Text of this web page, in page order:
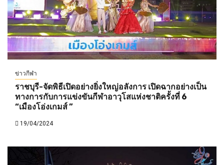
ข่าวกีฬา
ราชบุรี-จัดพิธีเปิดอย่างยิ่งใหญ่อลังการ เปิดฉากอย่างเป็น
ทางการกับการแข่งขันกีฬาอาวุโสแห่งชาติครั้งที่ 6
“เมืองโอ่งเกมส์ ”
19/04/2024